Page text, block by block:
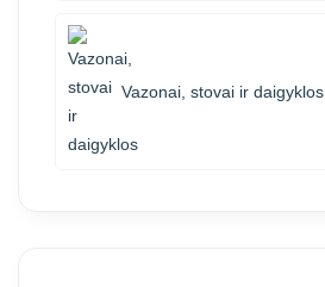
Vazonai, stovai ir daigyklos